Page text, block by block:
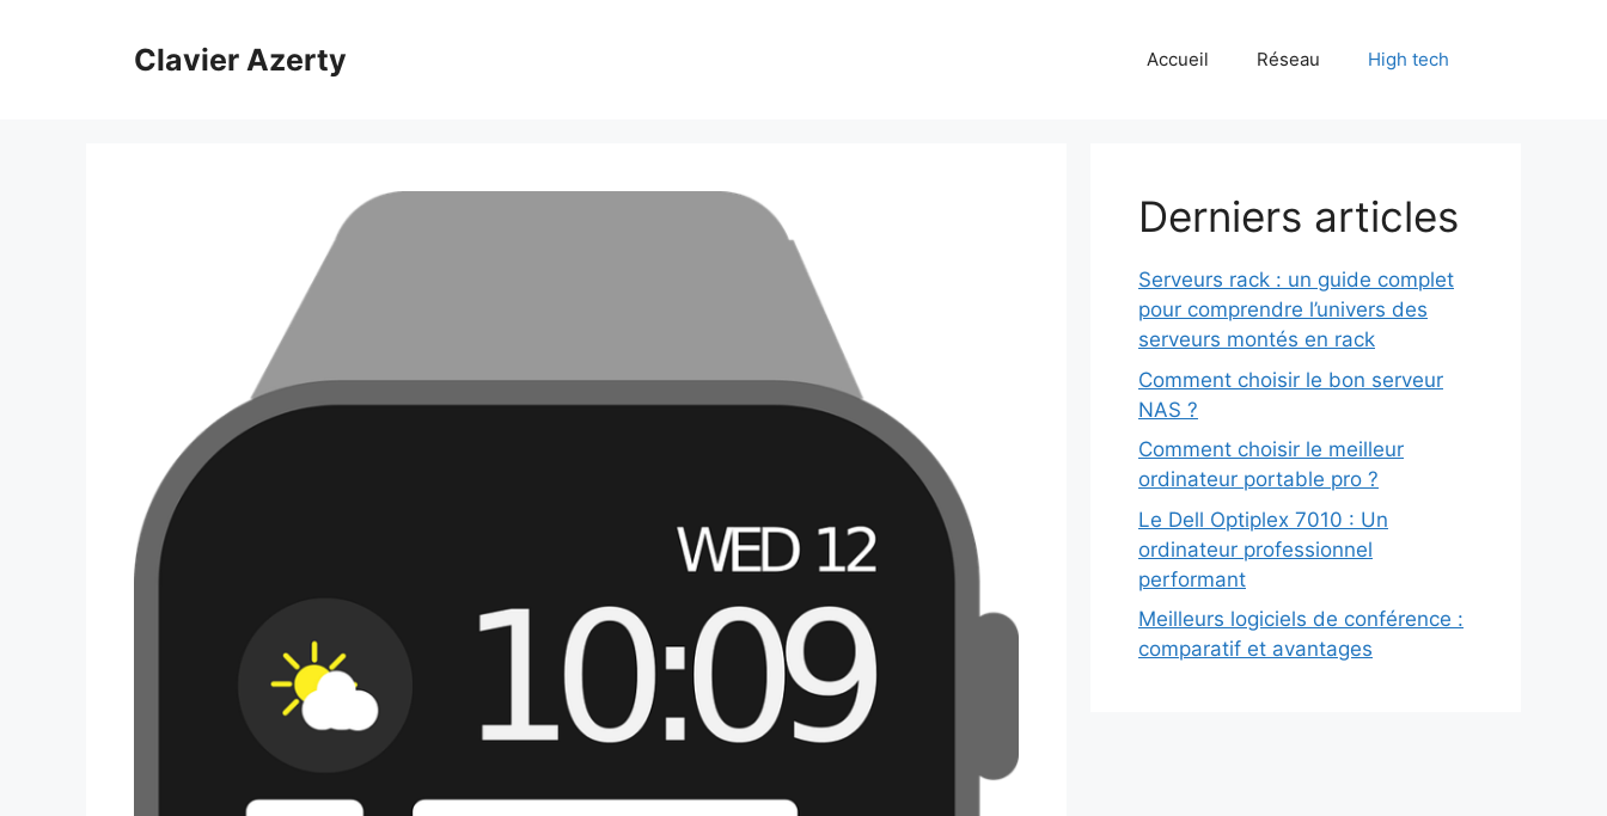
Clavier Azerty Accueil Réseau High tech
Derniers articles
Serveurs rack : un guide complet
pour comprendre l’univers des
serveurs montés en rack
Comment choisir le bon serveur
NAS ?
Comment choisir le meilleur
ordinateur portable pro ?
Le Dell Optiplex 7010 : Un
ordinateur professionnel
performant
Meilleurs logiciels de conférence :
comparatif et avantages